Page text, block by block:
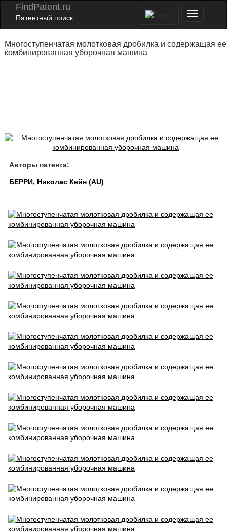
FindPatent.ru
Патентный поиск
Многоступенчатая молотковая дробилка и содержащая ее
комбинированная уборочная машина
Авторы патента:
БЕРРИ, Николас Кейн (AU)